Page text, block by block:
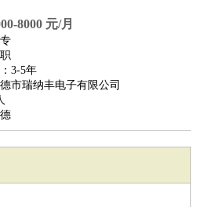
8000 元/月
3-5年
市瑞纳丰电子有限公司